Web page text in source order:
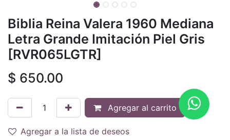
Biblia Reina Valera 1960 Mediana
Letra Grande Imitación Piel Gris
[RVR065LGTR]
$ 650.00
Agregar al carrito
Agregar a la lista de deseos